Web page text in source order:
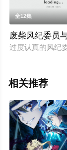
全12集
废柴风纪委员
过度认真的风纪
相关推荐